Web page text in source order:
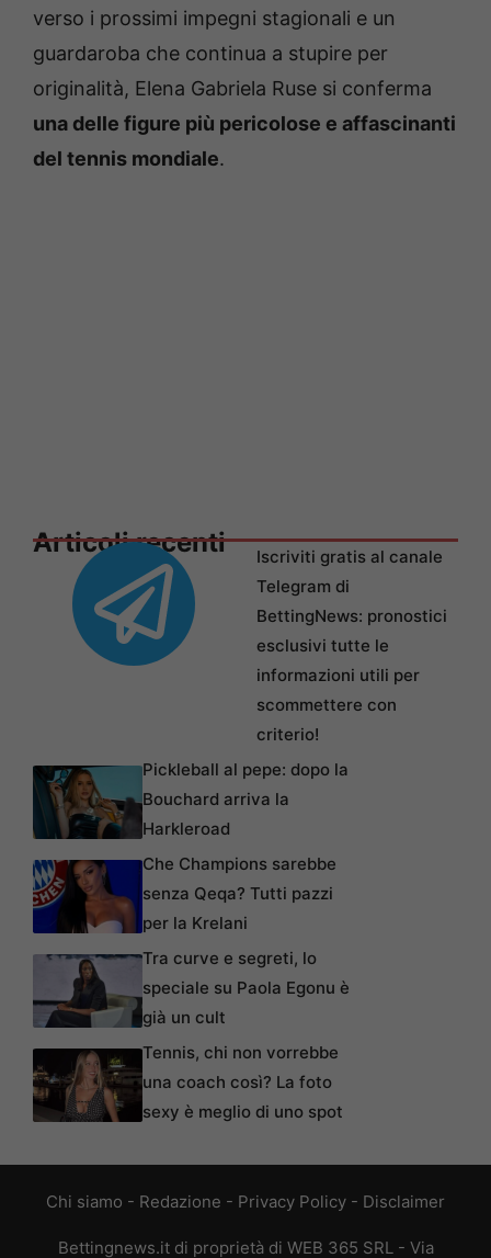
verso i prossimi impegni stagionali e un
guardaroba che continua a stupire per
originalità, Elena Gabriela Ruse si conferma
una delle figure più pericolose e affascinanti
del tennis mondiale.
Articoli recenti
Iscriviti gratis al canale
Telegram di
BettingNews: pronostici
esclusivi tutte le
informazioni utili per
scommettere con
criterio!
Pickleball al pepe: dopo la
Bouchard arriva la
Harkleroad
Che Champions sarebbe
senza Qeqa? Tutti pazzi
per la Krelani
Tra curve e segreti, lo
speciale su Paola Egonu è
già un cult
Tennis, chi non vorrebbe
una coach così? La foto
sexy è meglio di uno spot
Chi siamo - Redazione - Privacy Policy - Disclaimer
Bettingnews.it di proprietà di WEB 365 SRL - Via